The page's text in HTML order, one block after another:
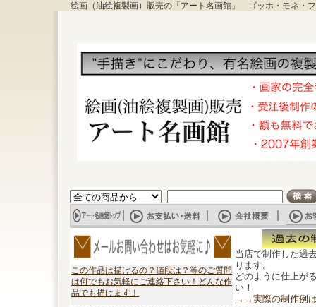
絵画（油絵複製画）販売の「アート名画館」 ゴッホ・モネ・
この作品は描けるの？値段は？等のご質問
は何でもお気軽にご連絡下さい！どんな作
品でも描けます！
当店で制作した過
ります。
どのように仕上が
い！
→→実際の制作例